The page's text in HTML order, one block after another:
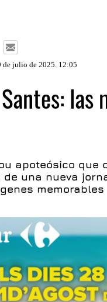
de julio de 2025. 12:05
las
apoteósico que
una nueva
memorables